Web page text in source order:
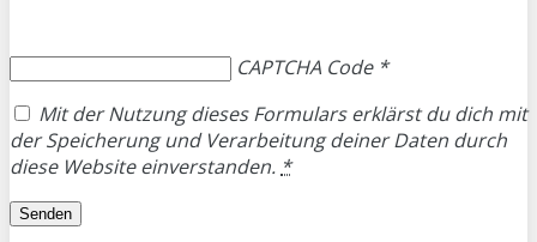
CAPTCHA Code*
Mit der Nutzung dieses Formulars erklärst du dich mit
der Speicherung und Verarbeitung deiner Daten durch
diese Website einverstanden. *